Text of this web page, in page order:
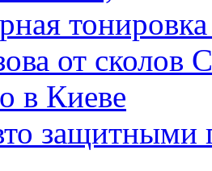
от сколов
в Киеве
защитными